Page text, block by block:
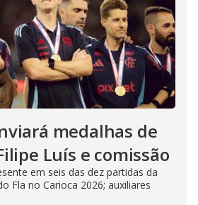
medalhas de
Luís e comissão
em seis das dez partidas da
Fla no Carioca 2026; auxiliares